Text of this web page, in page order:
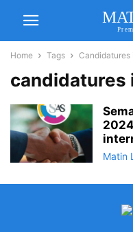
Home Tags Candidatures
candidatures
Matin